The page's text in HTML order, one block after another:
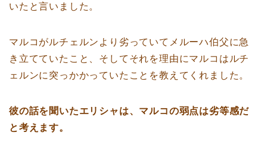
いたと言いました。
マルコがルチェルンより劣っていてメルーハ伯父に急
き立てていたこと、そしてそれを理由にマルコはルチ
ェルンに突っかかっていたことを教えてくれました。
彼の話を聞いたエリシャは、マルコの弱点は劣等感だ
と考えます。